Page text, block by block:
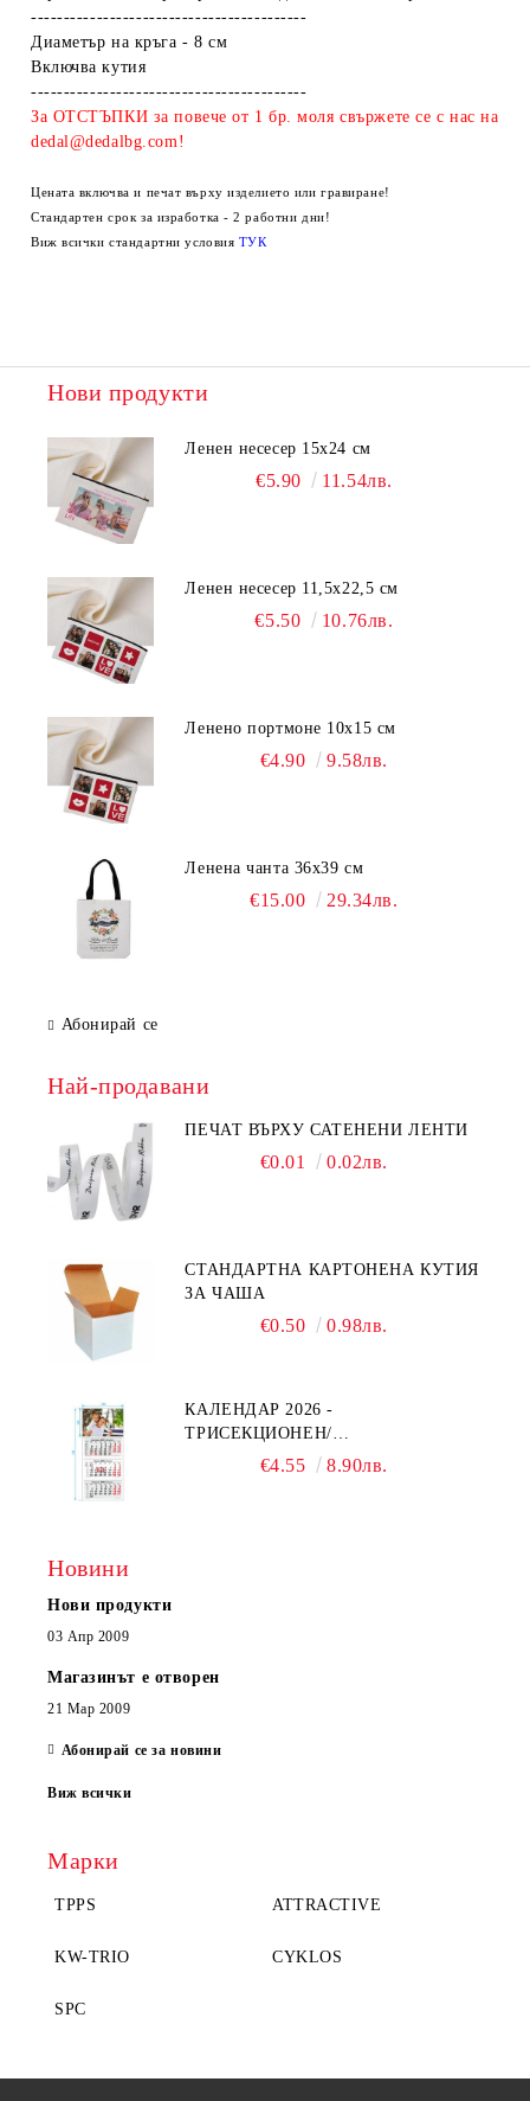
------------------------------------------
Диаметър на кръга - 8 см
Включва кутия
------------------------------------------
За ОТСТЪПКИ за повече от 1 бр. моля свържете се с нас на
dedal@dedalbg.com!
Цената включва и печат върху изделието или гравиране!
Стандартен срок за изработка - 2 работни дни!
Виж всички стандартни условия ТУК
Нови продукти
Ленен несесер 15х24 см
€5.90 11.54лв.
Ленен несесер 11,5х22,5 см
€5.50 10.76лв.
Ленено портмоне 10х15 см
€4.90 9.58лв.
Ленена чанта 36х39 см
€15.00 29.34лв.
Абонирай се
Най-продавани
ПЕЧАТ ВЪРХУ САТЕНЕНИ ЛЕНТИ
€0.01 0.02лв.
СТАНДАРТНА КАРТОНЕНА КУТИЯ
ЗА ЧАША
€0.50 0.98лв.
КАЛЕНДАР 2026 -
ТРИСЕКЦИОНЕН/
ЕДНОСЕКЦИОНЕН
€4.55 8.90лв.
Новини
Нови продукти
03 Апр 2009
Магазинът е отворен
21 Мар 2009
Абонирай се за новини
Виж всички
Марки
TPPS ATTRACTIVE
KW-TRIO CYKLOS
SPC